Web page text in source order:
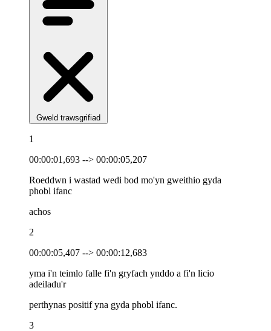
Gweld trawsgrifiad
1
00:00:01,693 --> 00:00:05,207
Roeddwn i wastad wedi bod mo'yn gweithio gyda
phobl ifanc
achos
2
00:00:05,407 --> 00:00:12,683
yma i'n teimlo falle fi'n gryfach ynddo a fi'n licio
adeiladu'r
perthynas positif yna gyda phobl ifanc.
3